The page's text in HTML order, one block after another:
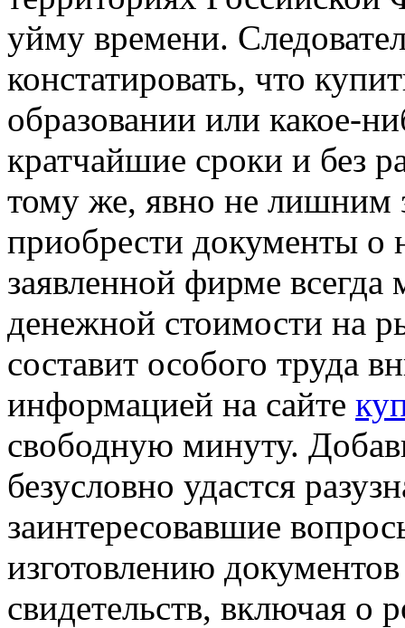
уйму времени.
констатировать, что
образовании или какое-
кратчайшие сроки и без
тому же, явно не лишним
приобрести документы о
заявленной фирме
денежной стоимости на
составит особого труда
информацией на сайте
свободную минуту.
безусловно удастся
заинтересовавшие
изготовлению
свидетельств, включая о